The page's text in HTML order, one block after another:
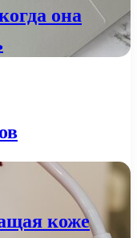
она
коже